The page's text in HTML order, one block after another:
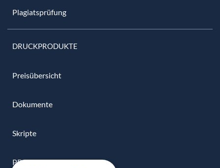
Plagiatsprüfung
DRUCKPRODUKTE
Preisübersicht
Dokumente
Skripte
PDF